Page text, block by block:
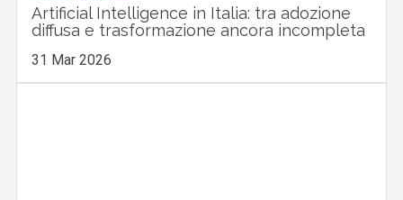
Artificial Intelligence in Italia: tra adozione
diffusa e trasformazione ancora incompleta
31 Mar 2026